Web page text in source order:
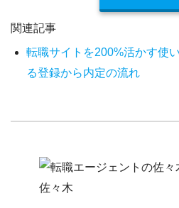
関連記事
転職サイトを200%活かす使
る登録から内定の流れ
佐々木